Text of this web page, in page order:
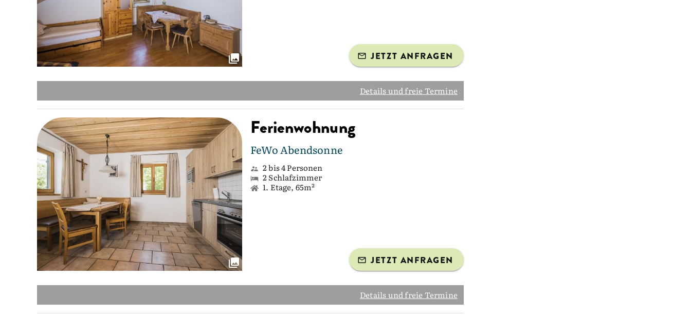
JETZT ANFRAGEN
Details und freie Termine
Ferienwohnung
FeWo Abendsonne
2 bis 4 Personen
2 Schlafzimmer
1. Etage, 65m²
JETZT ANFRAGEN
Details und freie Termine